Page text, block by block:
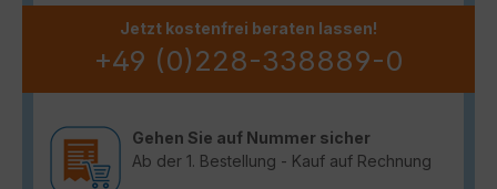
Jetzt kostenfrei beraten lassen!
+49 (0)228-338889-0
Gehen Sie auf Nummer sicher
Ab der 1. Bestellung - Kauf auf Rechnung